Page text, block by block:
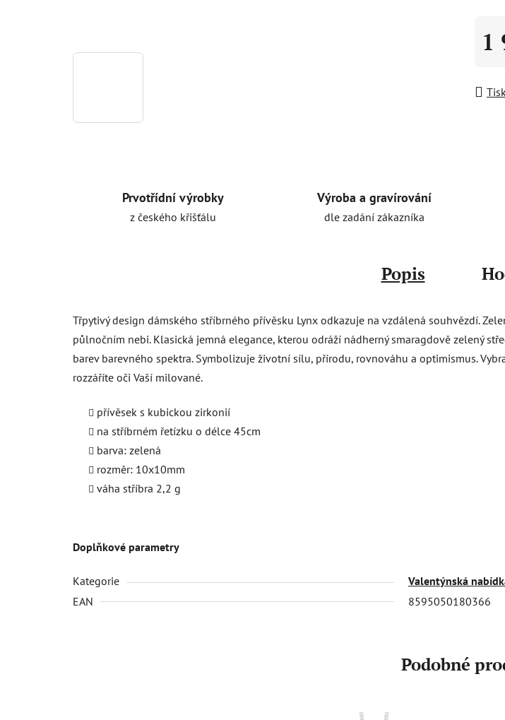
1
Tisk
Prvotřídní výrobky
z českého křišťálu
Výroba a gravírování
dle zadání zákazníka
Popis
Třpytivý design dámského stříbrného přívěsku Lynx odkazuje na vzdálená souhvězdí.
půlnočním nebi. Klasická jemná elegance, kterou odráží nádherný smaragdově zelený
barev barevného spektra. Symbolizuje životní sílu, přírodu, rovnováhu a optimismus.
rozzáříte oči Vaší milované.
přívěsek s kubickou zirkonií
na stříbrném řetízku o délce 45cm
barva: zelená
rozměr: 10x10mm
váha stříbra 2,2 g
Doplňkové parametry
Kategorie
Valentýnská
EAN
8595050180366
Podobné